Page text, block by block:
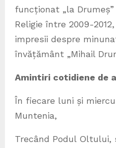
funcționat „la
Religie între 2009-
impresii despre
învățământ „Mihail
Amintiri cotidiene de
În fiecare luni și
Muntenia,
Trecând Podul Oltului,